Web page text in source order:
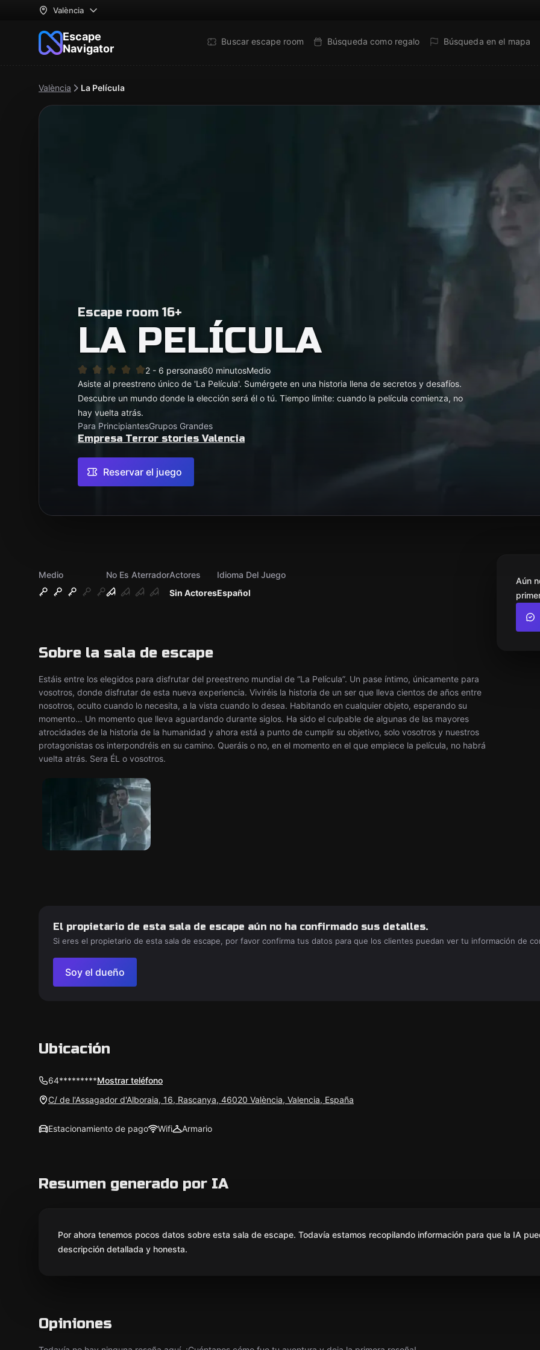
València
Escape
Navigator
Buscar escape room Búsqueda como regalo Búsqueda en el mapa
València La Película
Escape room 16+
LA PELÍCULA
2 - 6 personas60 minutosMedio
Asiste al preestreno único de 'La Película'. Sumérgete en una historia llena de secretos y desafíos.
Descubre un mundo donde la elección será él o tú. Tiempo límite: cuando la película comienza, no
hay vuelta atrás.
Para PrincipiantesGrupos Grandes
Empresa Terror stories Valencia
Reservar el juego
Medio
No Es Aterrador
Sin Actores
Actores
Español
Idioma Del Juego
Sobre la sala de escape
Estáis entre los elegidos para disfrutar del preestreno mundial de “La Película”. Un pase íntimo, únicamente para
vosotros, donde disfrutar de esta nueva experiencia. Viviréis la historia de un ser que lleva cientos de años entre
nosotros, oculto cuando lo necesita, a la vista cuando lo desea. Habitando en cualquier objeto, esperando su
momento… Un momento que lleva aguardando durante siglos. Ha sido el culpable de algunas de las mayores
atrocidades de la historia de la humanidad y ahora está a punto de cumplir su objetivo, solo vosotros y nuestros
protagonistas os interpondréis en su camino. Queráis o no, en el momento en el que empiece la película, no habrá
vuelta atrás. Sera ÉL o vosotros.
Aún
El propietario de esta sala de escape aún no ha confirmado sus detalles.
Si eres el propietario de esta sala de escape, por favor confirma tus datos para que los clientes puedan ver tu información de
Soy el dueño
Ubicación
64*********Mostrar teléfono
C/ de l'Assagador d'Alboraia, 16, Rascanya, 46020 València, Valencia, España
Estacionamiento de pago Wifi Armario
Resumen generado por IA
Por ahora tenemos pocos datos sobre esta sala de escape. Todavía estamos recopilando información para que la IA
descripción detallada y honesta.
Opiniones